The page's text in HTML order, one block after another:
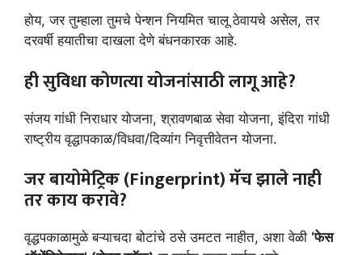
होय, जर तुम्हाला तुमचे पेन्शन नियमित चालू ठेवायचे असेल, तर
दरवर्षी हयातीचा दाखला देणे बंधनकारक आहे.
ही सुविधा कोणत्या योजनांसाठी लागू आहे?
संजय गांधी निराधार योजना, श्रावणबाळ सेवा योजना, इंदिरा गांधी
राष्ट्रीय वृद्धापकाळ/विधवा/दिव्यांग निवृत्तीवेतन योजना.
जर बायोमेट्रिक (Fingerprint) मॅच झाले नाही
तर काय करावे?
वृद्धपकाळामुळे बऱ्याचदा बोटांचे ठसे उमटत नाहीत, अशा वेळी ‘फेस